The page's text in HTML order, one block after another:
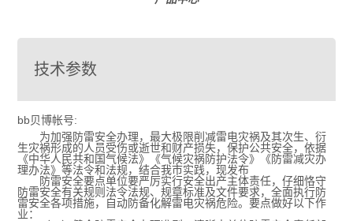
技术参数
bb贝博帐号:
为加强防雷安全办理，最大极限削减雷电灾祸及其次生、衍
生灾祸形成的人员受伤或逝世和财产损失，保护公共安全，依据
《中华人民共和国气候法》《气候灾祸防护法令》《防雷减灾办
理办法》等法令和法规，结合我市实践，现发布
防雷安全要点单位要严厉实行安全出产主体责任，仔细恪守
防雷安全有关规则法令法规、规章标准及文件要求，全面执行防
雷安全各项措施，自动防备化解雷电灾祸危险。要点做好以下作
业：